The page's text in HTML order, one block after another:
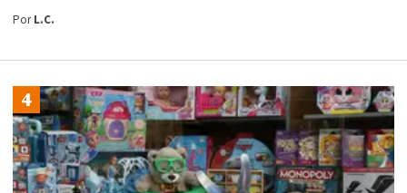
PorL.C.